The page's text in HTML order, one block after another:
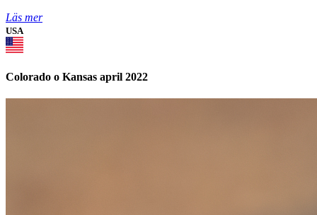
Läs mer
USA
Colorado o Kansas april 2022